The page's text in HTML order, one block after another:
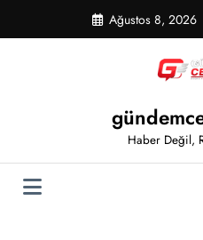
Ağustos 8, 2026
Haber Değil,